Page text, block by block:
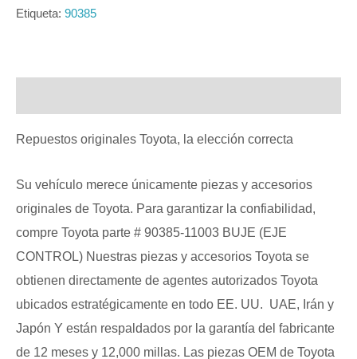
Etiqueta: 90385
Repuestos originales Toyota, la elección correcta
Su vehículo merece únicamente piezas y accesorios
originales de Toyota. Para garantizar la confiabilidad,
compre Toyota parte # 90385-11003 BUJE (EJE
CONTROL) Nuestras piezas y accesorios Toyota se
obtienen directamente de agentes autorizados Toyota
ubicados estratégicamente en todo EE. UU. UAE, Irán y
Japón Y están respaldados por la garantía del fabricante
de 12 meses y 12,000 millas. Las piezas OEM de Toyota